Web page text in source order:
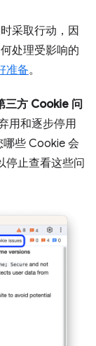
采取行动，因
处理受影响的
准备。
三方 Cookie 问
用和逐步停用
些 Cookie 会
停止查看这些问